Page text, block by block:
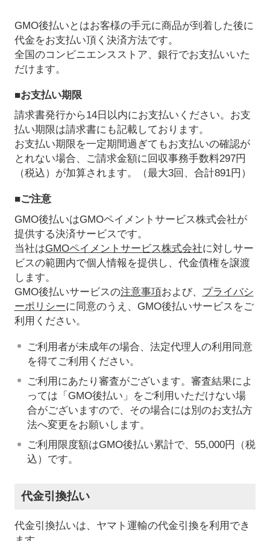
GMO後払いとはお客様の手元に商品が到着した後に
代金をお支払い頂く決済方法です。
全国のコンビニエンスストア、銀行でお支払いいた
だけます。
■お支払い期限
請求書発行から14日以内にお支払いください。お支
払い期限は請求書にも記載しております。
お支払い期限を一定期間過ぎてもお支払いの確認が
とれない場合、ご請求金額に回収事務手数料297円
（税込）が加算されます。（最大3回、合計891円）
■ご注意
GMO後払いはGMOペイメントサービス株式会社が
提供する決済サービスです。
当社はGMOペイメントサービス株式会社に対しサー
ビスの範囲内で個人情報を提供し、代金債権を譲渡
します。
GMO後払いサービスの注意事項および、 プライバシ
ーポリシーに同意のうえ、GMO後払いサービスをご
利用ください。
ご利用者が未成年の場合、法定代理人の利用同意
を得てご利用ください。
ご利用にあたり審査がございます。審査結果によ
っては「GMO後払い」をご利用いただけない場
合がございますので、その場合には別のお支払方
法へ変更をお願いします。
ご利用限度額はGMO後払い累計で、55,000円（税
込）です。
代金引換払い
代金引換払いは、ヤマト運輸の代金引換を利用でき